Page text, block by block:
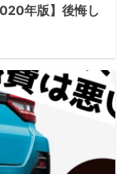
年版】後悔し